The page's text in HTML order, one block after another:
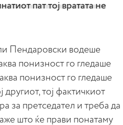
пат тој вратата не
Пендаровски водеше
понизност го гледаше
понизност го гледаше
другиот, тој фактичкиот
за претседател и треба да
што ќе прави понатаму